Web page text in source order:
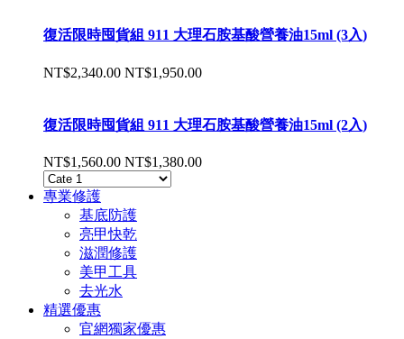
復活限時囤貨組 911 大理石胺基酸營養油15ml (3入)
NT$2,340.00 NT$1,950.00
復活限時囤貨組 911 大理石胺基酸營養油15ml (2入)
NT$1,560.00 NT$1,380.00
專業修護
基底防護
亮甲快乾
滋潤修護
美甲工具
去光水
精選優惠
官網獨家優惠